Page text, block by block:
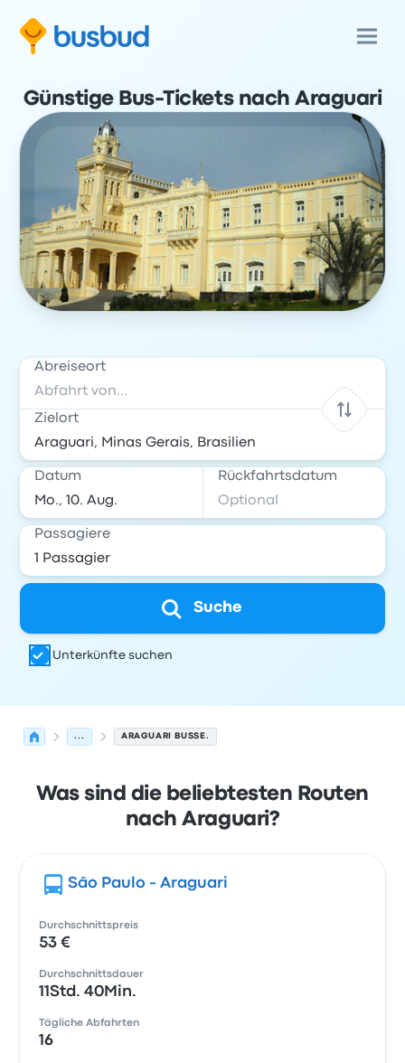
Günstige Bus-Tickets nach Araguari
Abreiseort
Zielort
Datum Rückfahrtsdatum
Passagiere
Suche
Unterkünfte suchen
... ARAGUARI BUSSE.
Was sind die beliebtesten Routen
nach Araguari?
São Paulo - Araguari
Durchschnittspreis
53 €
Durchschnittsdauer
11Std. 40Min.
Tägliche Abfahrten
16